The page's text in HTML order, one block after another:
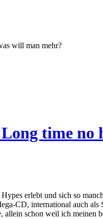
will man mehr?
time no
erlebt und sich so
CD, international auch
allein schon weil ich